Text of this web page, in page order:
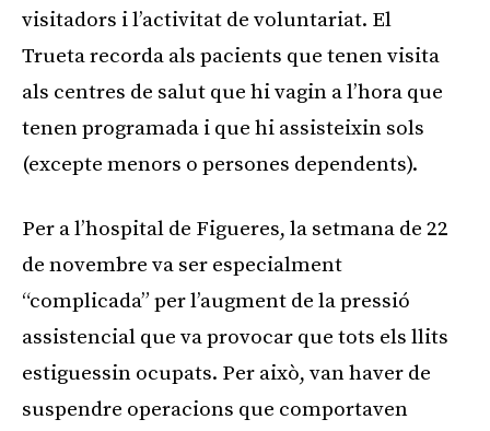
visitadors i l’activitat de voluntariat. El
Trueta recorda als pacients que tenen visita
als centres de salut que hi vagin a l’hora que
tenen programada i que hi assisteixin sols
(excepte menors o persones dependents).
Per a l’hospital de Figueres, la setmana de 22
de novembre va ser especialment
“complicada” per l’augment de la pressió
assistencial que va provocar que tots els llits
estiguessin ocupats. Per això, van haver de
suspendre operacions que comportaven